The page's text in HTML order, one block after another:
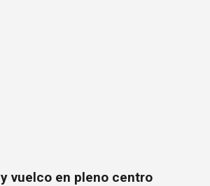
vuelco en pleno centro